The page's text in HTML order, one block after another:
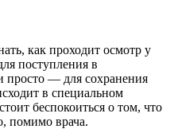
как проходит осмотр у
поступления в
просто — для сохранения
в специальном
беспокоиться о том, что
помимо врача.